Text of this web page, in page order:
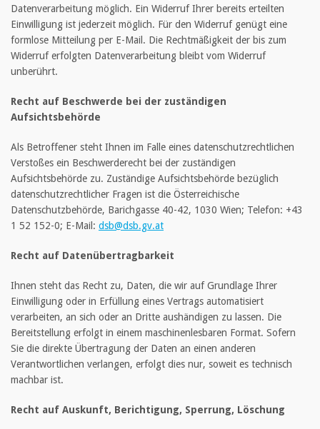
Datenverarbeitung möglich. Ein Widerruf Ihrer bereits erteilten
Einwilligung ist jederzeit möglich. Für den Widerruf genügt eine
formlose Mitteilung per E-Mail. Die Rechtmäßigkeit der bis zum
Widerruf erfolgten Datenverarbeitung bleibt vom Widerruf
unberührt.
Recht auf Beschwerde bei der zuständigen
Aufsichtsbehörde
Als Betroffener steht Ihnen im Falle eines datenschutzrechtlichen
Verstoßes ein Beschwerderecht bei der zuständigen
Aufsichtsbehörde zu. Zuständige Aufsichtsbehörde bezüglich
datenschutzrechtlicher Fragen ist die Österreichische
Datenschutzbehörde, Barichgasse 40-42, 1030 Wien; Telefon: +43
1 52 152-0; E-Mail: dsb@dsb.gv.at
Recht auf Datenübertragbarkeit
Ihnen steht das Recht zu, Daten, die wir auf Grundlage Ihrer
Einwilligung oder in Erfüllung eines Vertrags automatisiert
verarbeiten, an sich oder an Dritte aushändigen zu lassen. Die
Bereitstellung erfolgt in einem maschinenlesbaren Format. Sofern
Sie die direkte Übertragung der Daten an einen anderen
Verantwortlichen verlangen, erfolgt dies nur, soweit es technisch
machbar ist.
Recht auf Auskunft, Berichtigung, Sperrung, Löschung